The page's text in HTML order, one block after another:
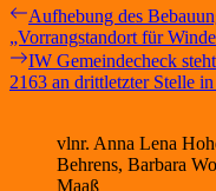
Previous
post:
Aufhebung des
„Vorrangstandort für
Next
post:
IW Gemeindecheck
2163 an drittletzter Stelle
vlnr. Anna Lena
Behrens, Barbara
Maaß